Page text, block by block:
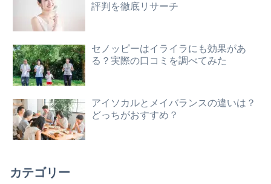
評判を徹底リサーチ
セノッピーはイライラにも効果があ
る？実際の口コミを調べてみた
アイソカルとメイバランスの違いは？
どっちがおすすめ？
カテゴリー